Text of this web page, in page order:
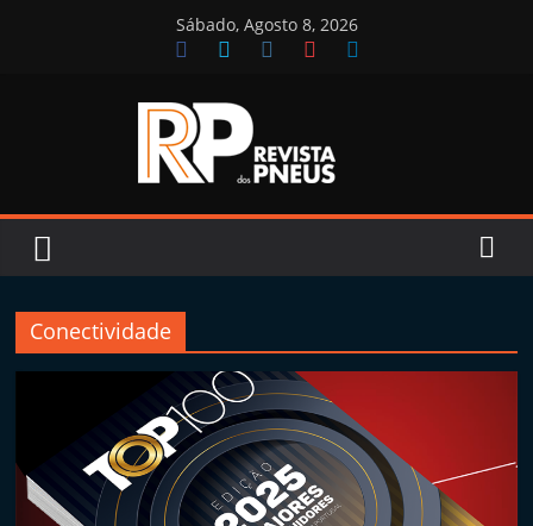
Sábado, Agosto 8, 2026
Revista
Pneus
R
v
i
s
Conectividade